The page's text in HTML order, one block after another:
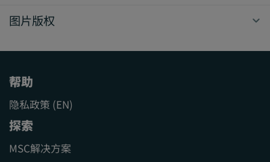
图片版权
帮助
隐私政策 (EN)
探索
MSC解决方案